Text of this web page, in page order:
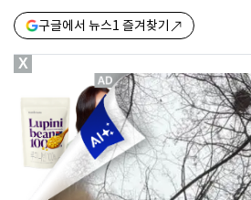
구글에서 뉴스1 즐겨찾기
X